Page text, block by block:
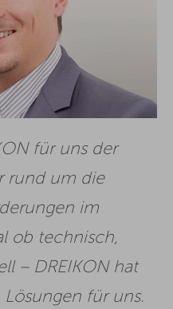
für uns der
rund um die
im
ob technisch,
– DREIKON hat
für uns.